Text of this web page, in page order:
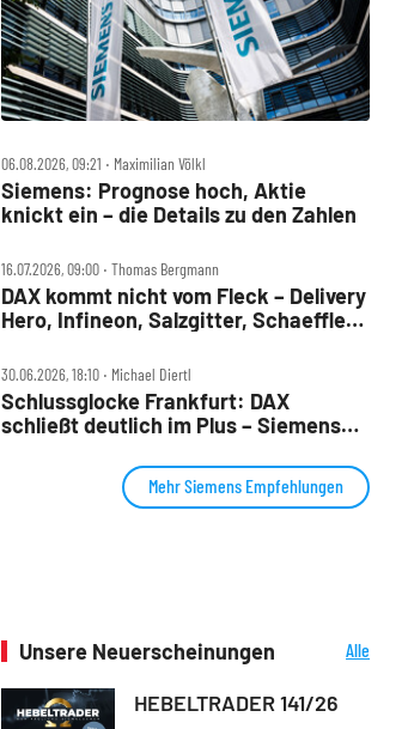
06.08.2026, 09:21 ‧ Maximilian Völkl
Siemens: Prognose hoch, Aktie
knickt ein – die Details zu den Zahlen
16.07.2026, 09:00 ‧ Thomas Bergmann
DAX kommt nicht vom Fleck – Delivery
Hero, Infineon, Salzgitter, Schaeffler,
30.06.2026, 18:10 ‧ Michael Diertl
Schlussglocke Frankfurt: DAX
schließt deutlich im Plus – Siemens
Mehr Siemens Empfehlungen
Unsere Neuerscheinungen
Alle
HEBELTRADER 141/26